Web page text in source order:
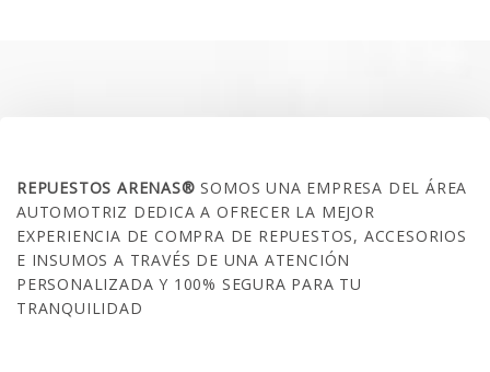
REPUESTOS ARENAS®SOMOS UNA EMPRESA DEL ÁREA
AUTOMOTRIZ DEDICA A OFRECER LA MEJOR
EXPERIENCIA DE COMPRA DE REPUESTOS, ACCESORIOS
E INSUMOS A TRAVÉS DE UNA ATENCIÓN
PERSONALIZADA Y 100% SEGURA PARA TU
TRANQUILIDAD